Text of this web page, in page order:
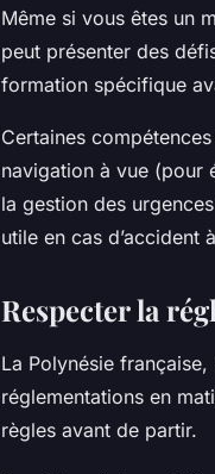
Même si vous êtes un
peut présenter des
formation spécifique
Certaines
navigation à vue (pour
la gestion des
utile en cas d’accident
Respecter la
La Polynésie
réglementations en
règles avant de partir.